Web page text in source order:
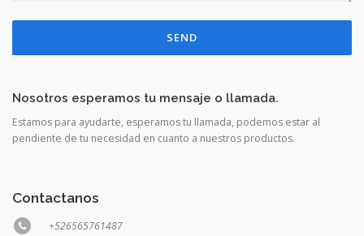
Nosotros esperamos tu mensaje o llamada.
Estamos para ayudarte, esperamos tu llamada, podemos estar al
pendiente de tu necesidad en cuanto a nuestros productos.
Contactanos
+526565761487